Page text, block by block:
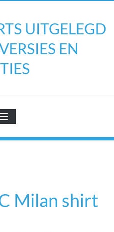
UITGELEGD
EN
TOGGLE NAVIGATIE
Milan shirt